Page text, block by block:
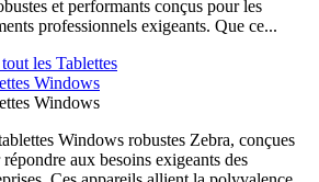
et performants conçus pour les
professionnels exigeants. Que ce...
les Tablettes
Windows
Windows
Windows robustes Zebra, conçues
aux besoins exigeants des